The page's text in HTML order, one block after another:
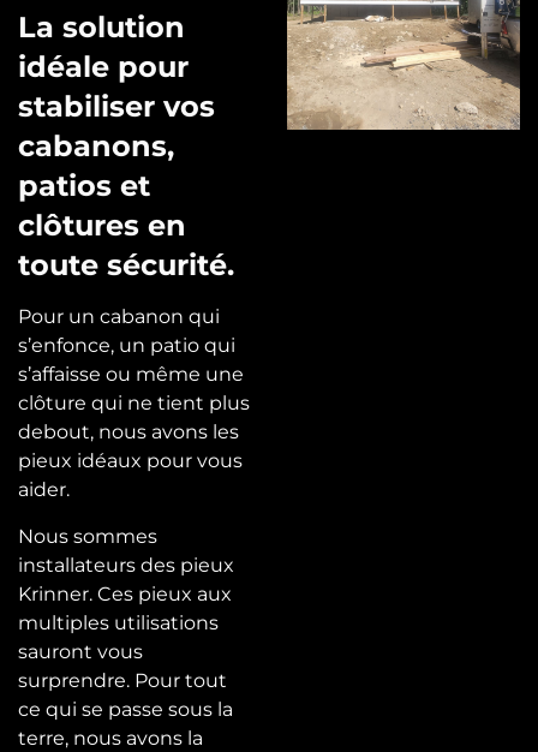
La solution
idéale pour
stabiliser vos
cabanons,
patios et
clôtures en
toute sécurité.
Pour un cabanon qui
s’enfonce, un patio qui
s’affaisse ou même une
clôture qui ne tient plus
debout, nous avons les
pieux idéaux pour vous
aider.
Nous sommes
installateurs des pieux
Krinner. Ces pieux aux
multiples utilisations
sauront vous
surprendre. Pour tout
ce qui se passe sous la
terre, nous avons la